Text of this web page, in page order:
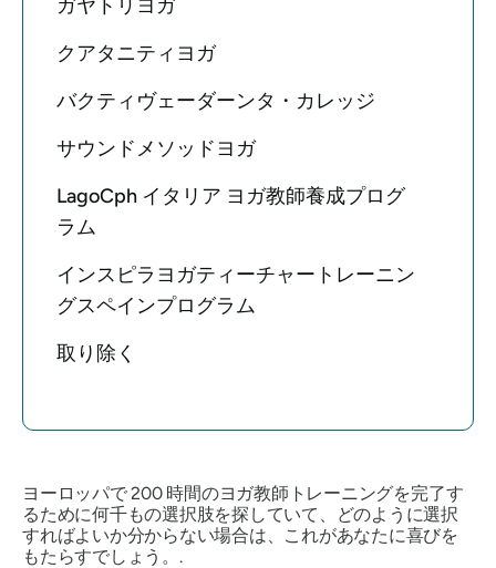
ガヤトリヨガ
クアタニティヨガ
バクティヴェーダーンタ・カレッジ
サウンドメソッドヨガ
LagoCph イタリア ヨガ教師養成プログ
ラム
インスピラヨガティーチャートレーニン
グスペインプログラム
取り除く
ヨーロッパで 200 時間のヨガ教師トレーニングを完了す
るために何千もの選択肢を探していて、どのように選択
すればよいか分からない場合は、これがあなたに喜びを
もたらすでしょう。.